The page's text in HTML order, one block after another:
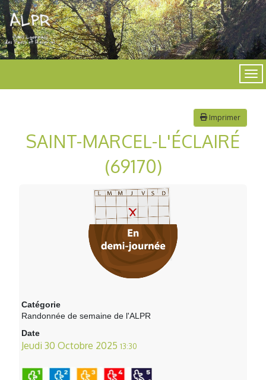
Imprimer
SAINT-MARCEL-L'ÉCLAIRÉ
(69170)
Catégorie
Randonnée de semaine de l'ALPR
Date
Jeudi 30 Octobre 2025 13:30